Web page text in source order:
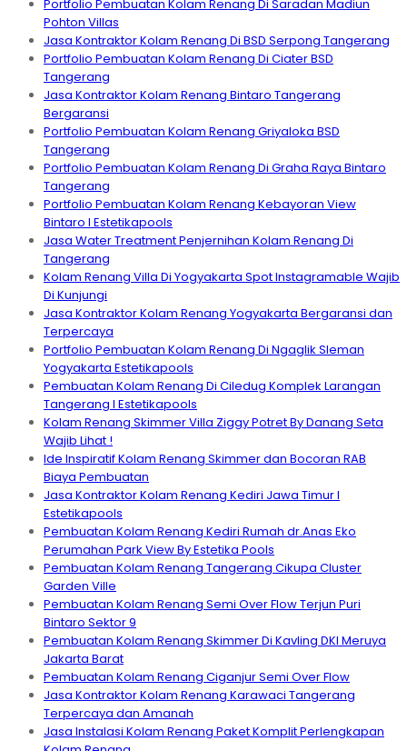
Portfolio Pembuatan Kolam Renang Di Saradan Madiun
Pohton Villas
Jasa Kontraktor Kolam Renang Di BSD Serpong Tangerang
Portfolio Pembuatan Kolam Renang Di Ciater BSD
Tangerang
Jasa Kontraktor Kolam Renang Bintaro Tangerang
Bergaransi
Portfolio Pembuatan Kolam Renang Griyaloka BSD
Tangerang
Portfolio Pembuatan Kolam Renang Di Graha Raya Bintaro
Tangerang
Portfolio Pembuatan Kolam Renang Kebayoran View
Bintaro I Estetikapools
Jasa Water Treatment Penjernihan Kolam Renang Di
Tangerang
Kolam Renang Villa Di Yogyakarta Spot Instagramable Wajib
Di Kunjungi
Jasa Kontraktor Kolam Renang Yogyakarta Bergaransi dan
Terpercaya
Portfolio Pembuatan Kolam Renang Di Ngaglik Sleman
Yogyakarta Estetikapools
Pembuatan Kolam Renang Di Ciledug Komplek Larangan
Tangerang I Estetikapools
Kolam Renang Skimmer Villa Ziggy Potret By Danang Seta
Wajib Lihat !
Ide Inspiratif Kolam Renang Skimmer dan Bocoran RAB
Biaya Pembuatan
Jasa Kontraktor Kolam Renang Kediri Jawa Timur I
Estetikapools
Pembuatan Kolam Renang Kediri Rumah dr.Anas Eko
Perumahan Park View By Estetika Pools
Pembuatan Kolam Renang Tangerang Cikupa Cluster
Garden Ville
Pembuatan Kolam Renang Semi Over Flow Terjun Puri
Bintaro Sektor 9
Pembuatan Kolam Renang Skimmer Di Kavling DKI Meruya
Jakarta Barat
Pembuatan Kolam Renang Ciganjur Semi Over Flow
Jasa Kontraktor Kolam Renang Karawaci Tangerang
Terpercaya dan Amanah
Jasa Instalasi Kolam Renang Paket Komplit Perlengkapan